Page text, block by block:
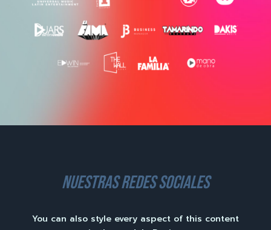
nuestras redes sociales
You can also style every aspect of this content